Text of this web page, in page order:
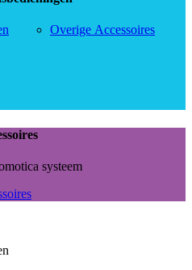
Overige Accessoires
systeem